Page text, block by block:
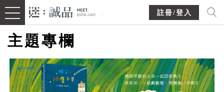
註冊/登入
主題專欄